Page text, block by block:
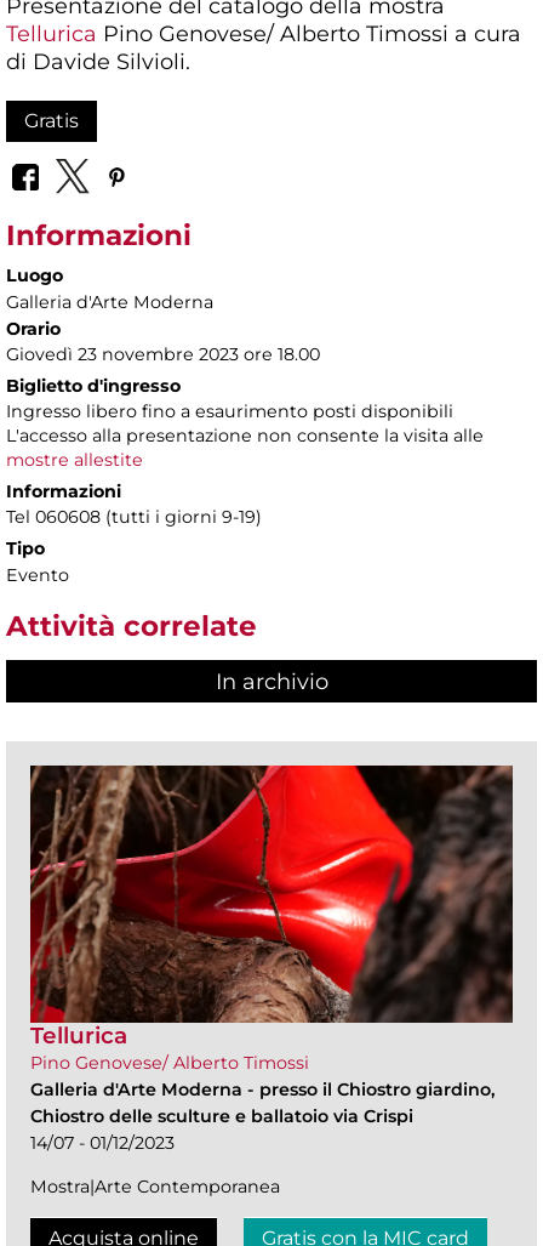
Presentazione del catalogo della mostra
Tellurica Pino Genovese/ Alberto Timossi a cura
di Davide Silvioli.
Gratis
Informazioni
Luogo
Galleria d'Arte Moderna
Orario
Giovedì 23 novembre 2023 ore 18.00
Biglietto d'ingresso
Ingresso libero fino a esaurimento posti disponibili
L'accesso alla presentazione non consente la visita alle
mostre allestite
Informazioni
Tel 060608 (tutti i giorni 9-19)
Tipo
Evento
Attività correlate
In archivio
Tellurica
Pino Genovese/ Alberto Timossi
Galleria d'Arte Moderna - presso il Chiostro giardino,
Chiostro delle sculture e ballatoio via Crispi
14/07 - 01/12/2023
Mostra|Arte Contemporanea
Acquista online Gratis con la MIC card